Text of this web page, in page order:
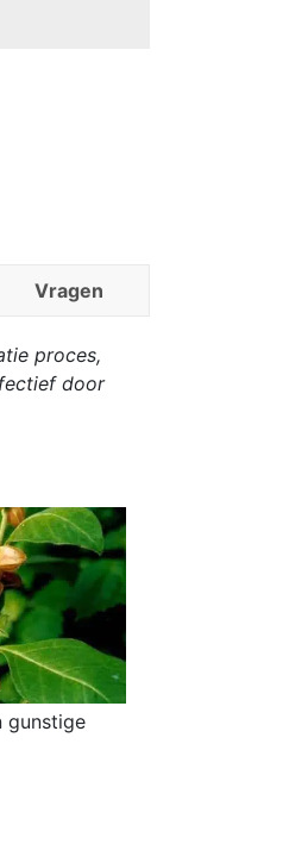
Vragen
proces,
door
gunstige